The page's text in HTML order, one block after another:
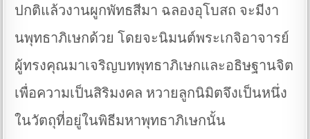
ปกติแล้วงานผูกพัทธสีมา ฉลองอุโบสถ จะมีงา
นพุทธาภิเษกด้วย โดยจะนิมนต์พระเกจิอาจารย์
ผู้ทรงคุณมาเจริญบทพุทธาภิเษกและอธิษฐานจิต
เพื่อความเป็นสิริมงคล หวายลูกนิมิตจึงเป็นหนึ่ง
ในวัตถุที่อยู่ในพิธีมหาพุทธาภิเษกนั้น